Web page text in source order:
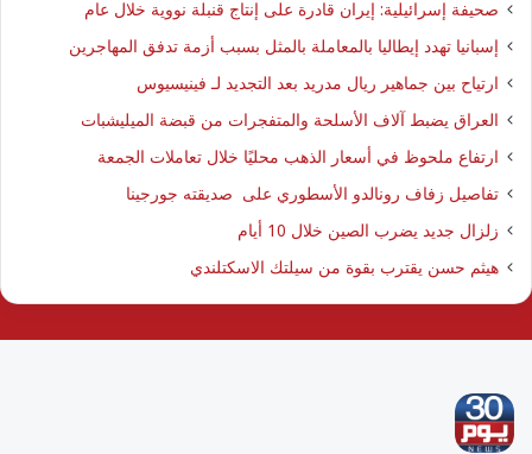
صحيفة إسرائيلية: إيران قادرة على إنتاج قنبلة نووية خلال عام
إسبانيا تهدد إيطاليا بالمعاملة بالمثل بسبب أزمة تدفق المهاجرين
ارتياح بين جماهير ريال مدريد بعد التجديد لـ فينيسيوس
العراق يضبط آلاف الأسلحة والمتفجرات من قبضة الميليشبات
ارتفاع ملحوظ في أسعار الذهب محليًا خلال تعاملات الجمعة
تفاصيل زفاف رونالدو الأسطوري على صديقته جورجينا
زلزال جديد يضرب الصين خلال 10 أيام
هيثم حسن يقترب بقوة من سيلتك الاسكتلندي